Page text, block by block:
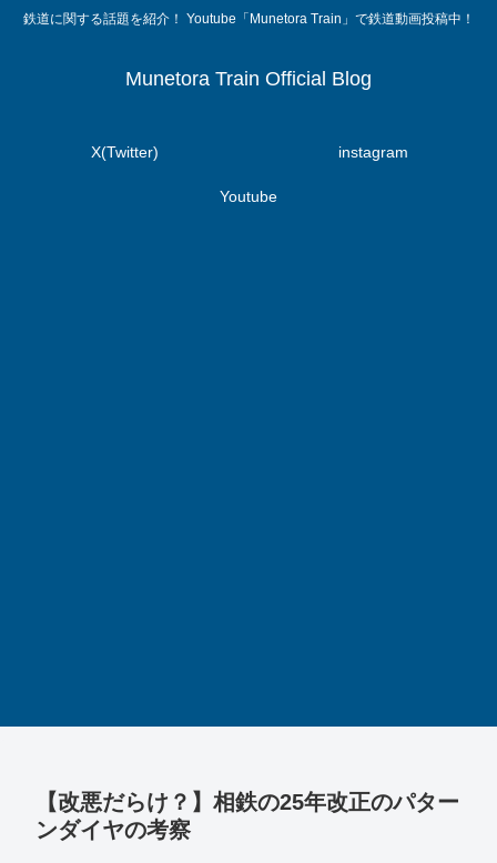
鉄道に関する話題を紹介！ Youtube「Munetora Train」で鉄道動画投稿中！
Munetora Train Official Blog
X(Twitter) instagram
Youtube
【改悪だらけ？】相鉄の25年改正のパター
ンダイヤの考察